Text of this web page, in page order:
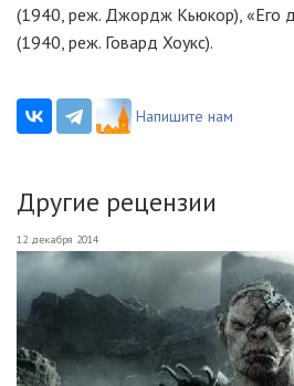
(1940, реж. Джордж Кьюкор), «Его
(1940, реж. Говард Хоукс).
Напишите нам
Другие рецензии
12 декабря 2014